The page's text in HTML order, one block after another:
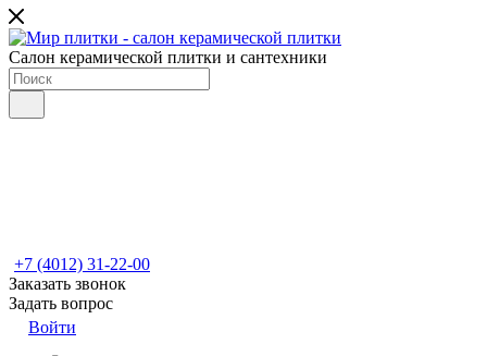
Салон керамической плитки и сантехники
+7 (4012) 31-22-00
Заказать звонок
Задать вопрос
Войти